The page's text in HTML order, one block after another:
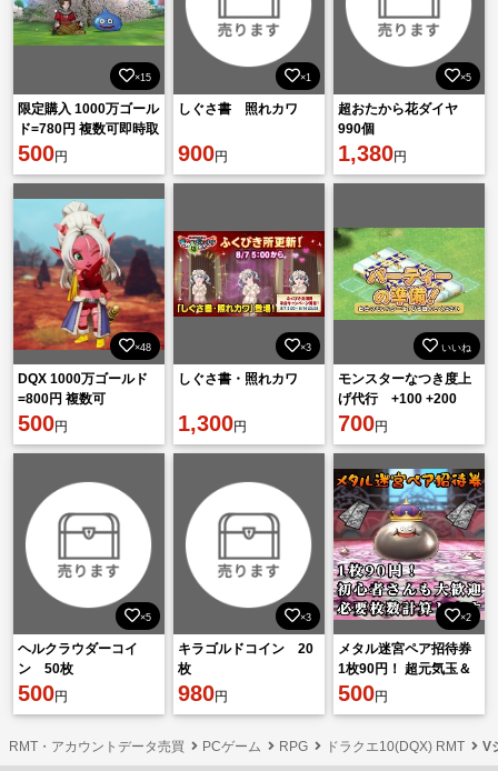
×15
限定購入 1000万ゴール
ド=780円 複数可即時取
引 【職人生産 安全性重
500円
×1
しぐさ書 照れカワ
900円
×5
超おたから花ダイヤ
990個
1,380円
×48
DQX 1000万ゴールド
=800円 複数可
500円
×3
しぐさ書・照れカワ
1,300円
いいね
モンスターなつき度上
げ代行 +100 +200
+300 ドラクエ10 代
700円
×5
ヘルクラウダーコイ
ン 50枚
500円
×3
キラゴルドコイン 20
枚
980円
×2
メタル迷宮ペア招待券
1枚90円！ 超元気玉＆
香水付き！ 途中休憩・
500円
RMT・アカウントデータ売買 PCゲーム RPG ドラクエ10(DQX) RMT V